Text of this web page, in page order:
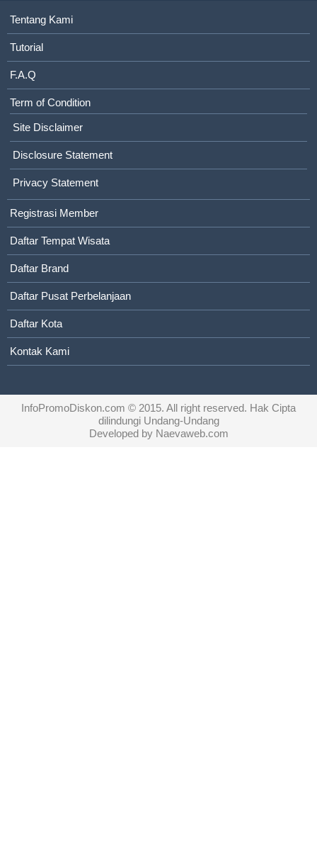
Tentang Kami
Tutorial
F.A.Q
Term of Condition
Site Disclaimer
Disclosure Statement
Privacy Statement
Registrasi Member
Daftar Tempat Wisata
Daftar Brand
Daftar Pusat Perbelanjaan
Daftar Kota
Kontak Kami
InfoPromoDiskon.com © 2015. All right reserved. Hak Cipta
dilindungi Undang-Undang
Developed by Naevaweb.com